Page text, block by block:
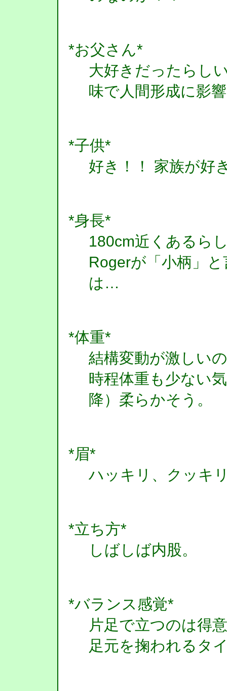
*お父さん*
大好きだったらし
味で人間形成に影
*子供*
好き！！ 家族が好
*身長*
180cm近くあるら
Rogerが「小柄」
は…
*体重*
結構変動が激しい
時程体重も少ない
降）柔らかそう。
*眉*
ハッキリ、クッキ
*立ち方*
しばしば内股。
*バランス感覚*
片足で立つのは得
足元を掬われるタ